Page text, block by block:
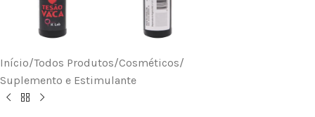
Início/Todos Produtos/Cosméticos/
Suplemento e Estimulante